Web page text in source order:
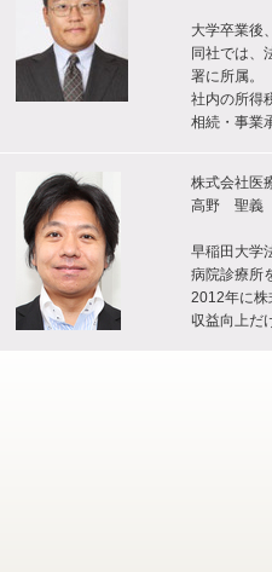
大学卒業後
同社では、
署に所属。
社内の所得
相続・事業
株式会社医
高野 聖義
早稲田大学
病院診療所
2012年に株
収益向上だ